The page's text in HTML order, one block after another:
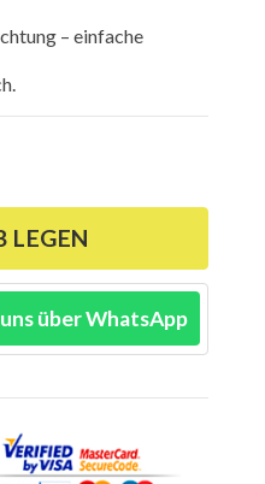
– einfache
LEGEN
über WhatsApp